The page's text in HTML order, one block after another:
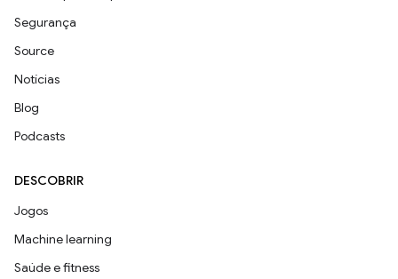
Segurança
Source
Notícias
Blog
Podcasts
DESCOBRIR
Jogos
Machine learning
Saúde e fitness